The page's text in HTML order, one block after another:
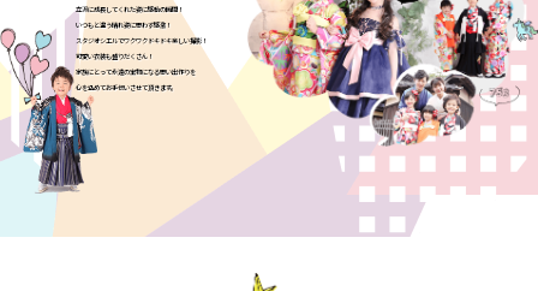
立派に成長してくれた姿に感動の瞬間！
いつもと違う晴れ姿に思わず感激！
スタジオシエルでワクワクドキドキ楽しい撮影！
可愛い衣装も盛りだくさん！
家族にとって永遠の宝物になる思い出作りを
心を込めてお手伝いさせて頂きます。